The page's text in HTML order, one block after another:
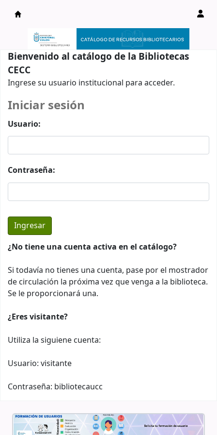
Catálogo en línea
Bienvenido al catálogo de la Bibliotecas
CECC
Ingrese su usuario institucional para acceder.
Iniciar sesión
Usuario:
Contraseña:
¿No tiene una cuenta activa en el catálogo?
Si todavía no tienes una cuenta, pase por el mostrador
de circulación la próxima vez que venga a la biblioteca.
Se le proporcionará una.
¿Eres visitante?
Utiliza la siguiene cuenta:
Usuario: visitante
Contraseña: bibliotecaucc